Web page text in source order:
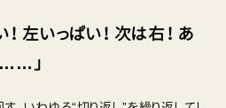
左いっぱい！ 次は右！ あ
……」